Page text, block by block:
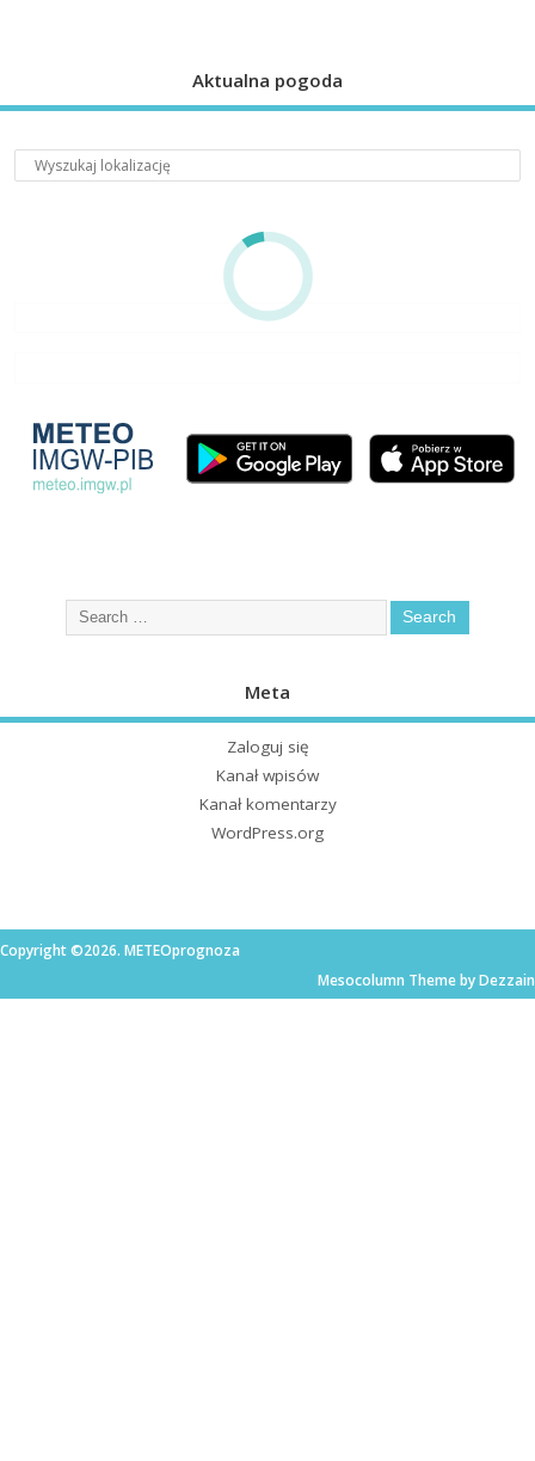
Aktualna pogoda
Meta
Zaloguj się
Kanał wpisów
Kanał komentarzy
WordPress.org
Copyright ©2026. METEOprognoza
Mesocolumn Theme by Dezzain